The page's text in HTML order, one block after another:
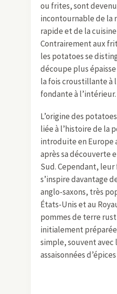
ou frites, sont
incontournable de la
rapide et de la
Contrairement aux
les potatoes se
découpe plus
la fois croustillante à
fondante à l’intérieur.
L’origine des
liée à l’histoire de la
introduite en Europe
après sa découverte
Sud. Cependant,
s’inspire davantage
anglo-saxons, très
États-Unis et au
pommes de terre
initialement
simple, souvent avec
assaisonnées